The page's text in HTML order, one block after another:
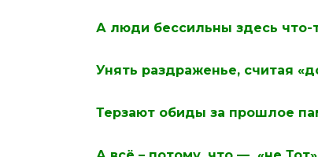
А люди бессильны здесь что-
Унять раздраженье, считая
Терзают обиды за прошлое